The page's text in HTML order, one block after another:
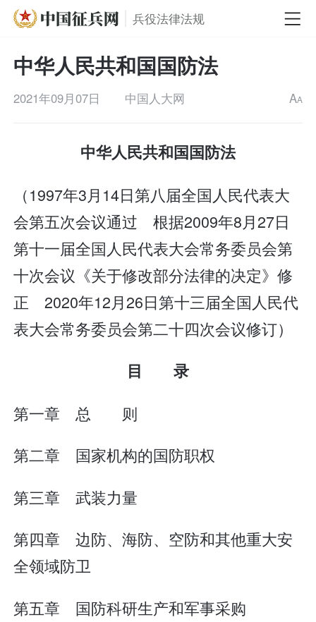
兵役法律法规
中华人民共和国国防法
2021年09月07日 中国人大网 AA
中华人民共和国国防法
（1997年3月14日第八届全国人民代表大
会第五次会议通过 根据2009年8月27日
第十一届全国人民代表大会常务委员会第
十次会议《关于修改部分法律的决定》修
正 2020年12月26日第十三届全国人民代
表大会常务委员会第二十四次会议修订）
目 录
第一章 总 则
第二章 国家机构的国防职权
第三章 武装力量
第四章 边防、海防、空防和其他重大安
全领域防卫
第五章 国防科研生产和军事采购